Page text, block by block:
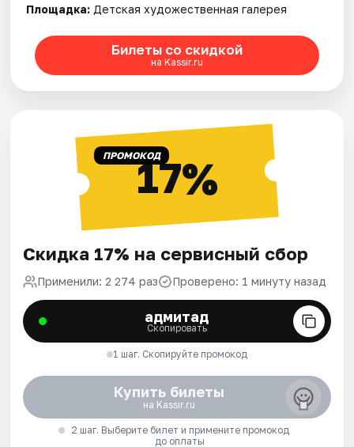
Площадка: Детская художественная галерея
Билеты со скидкой
на Kassir.ru
ПРОМОКОД17%
Скидка 17% на сервисный сбор
Применили: 2 274 раз Проверено: 1 минуту назад
адмитад
Скопировать
1 шаг. Скопируйте промокод
Купить билеты
на Kassir.ru
2 шаг. Выберите билет и примените промокод
до оплаты